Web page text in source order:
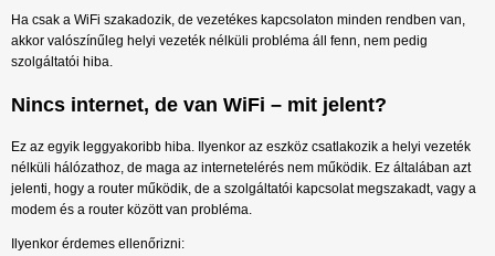
Ha csak a WiFi szakadozik, de vezetékes kapcsolaton minden rendben van,
akkor valószínűleg helyi vezeték nélküli probléma áll fenn, nem pedig
szolgáltatói hiba.
Nincs internet, de van WiFi – mit jelent?
Ez az egyik leggyakoribb hiba. Ilyenkor az eszköz csatlakozik a helyi vezeték
nélküli hálózathoz, de maga az internetelérés nem működik. Ez általában azt
jelenti, hogy a router működik, de a szolgáltatói kapcsolat megszakadt, vagy a
modem és a router között van probléma.
Ilyenkor érdemes ellenőrizni: